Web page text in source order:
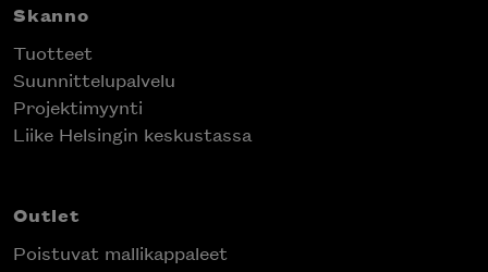
Skanno
Tuotteet
Suunnittelupalvelu
Projektimyynti
Liike Helsingin keskustassa
Outlet
Poistuvat mallikappaleet